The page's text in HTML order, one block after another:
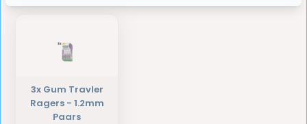
3x Gum Travler
Ragers - 1.2mm
Paars